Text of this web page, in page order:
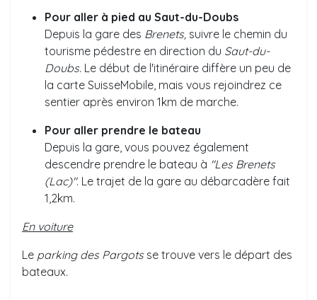
Pour aller à pied au Saut-du-Doubs
Depuis la gare des Brenets, suivre le chemin du
tourisme pédestre en direction du Saut-du-
Doubs. Le début de l'itinéraire diffère un peu de
la carte SuisseMobile, mais vous rejoindrez ce
sentier après environ 1km de marche.
Pour aller prendre le bateau
Depuis la gare, vous pouvez également
descendre prendre le bateau à "Les Brenets
(Lac)". Le trajet de la gare au débarcadère fait
1,2km.
En voiture
Le parking des Pargots se trouve vers le départ des
bateaux.